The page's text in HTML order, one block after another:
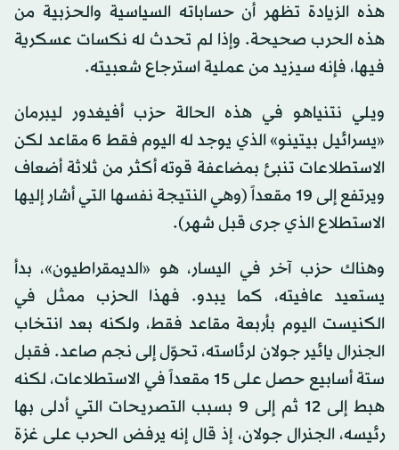
هذه الزيادة تظهر أن حساباته السياسية والحزبية من
هذه الحرب صحيحة. وإذا لم تحدث له نكسات عسكرية
فيها، فإنه سيزيد من عملية استرجاع شعبيته.
ويلي نتنياهو في هذه الحالة حزب أفيغدور ليبرمان
«يسرائيل بيتينو» الذي يوجد له اليوم فقط 6 مقاعد لكن
الاستطلاعات تنبئ بمضاعفة قوته أكثر من ثلاثة أضعاف
ويرتفع إلى 19 مقعداً (وهي النتيجة نفسها التي أشار إليها
الاستطلاع الذي جرى قبل شهر).
وهناك حزب آخر في اليسار، هو «الديمقراطيون»، بدأ
يستعيد عافيته، كما يبدو. فهذا الحزب ممثل في
الكنيست اليوم بأربعة مقاعد فقط، ولكنه بعد انتخاب
الجنرال يائير جولان لرئاسته، تحوّل إلى نجم صاعد. فقبل
ستة أسابيع حصل على 15 مقعداً في الاستطلاعات، لكنه
هبط إلى 12 ثم إلى 9 بسبب التصريحات التي أدلى بها
رئيسه، الجنرال جولان، إذ قال إنه يرفض الحرب على غزة